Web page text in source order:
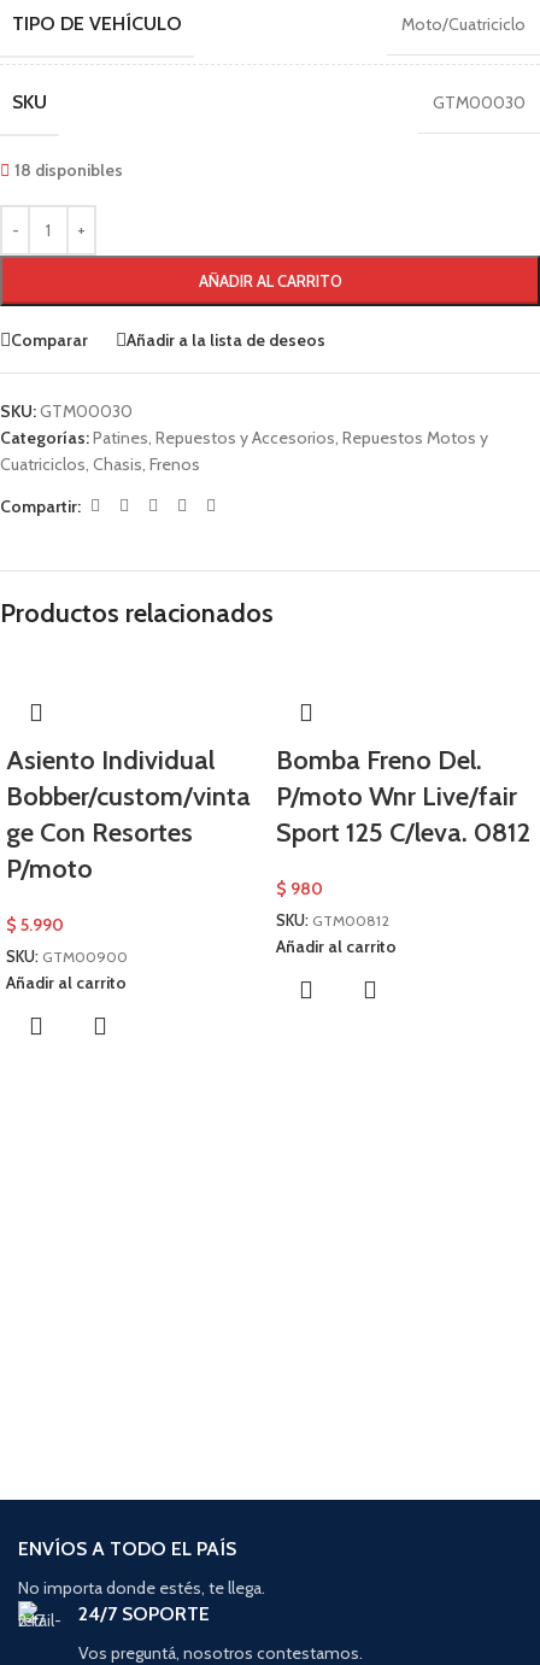
TIPO DE VEHÍCULO Moto/Cuatriciclo
SKU GTM00030
18 disponibles
AÑADIR AL CARRITO
Comparar Añadir a la lista de deseos
SKU:GTM00030
Categorías:Patines, Repuestos y Accesorios, Repuestos Motos y
Cuatriciclos, Chasis, Frenos
Compartir:
Productos relacionados
Asiento Individual
Bobber/custom/vinta
ge Con Resortes
P/moto
$ 5.990
SKU: GTM00900
Añadir al carrito
Bomba Freno Del.
P/moto Wnr Live/fair
Sport 125 C/leva. 0812
$ 980
SKU: GTM00812
Añadir al carrito
ENVÍOS A TODO EL PAÍS
No importa donde estés, te llega.
24/7 SOPORTE
Vos preguntá, nosotros contestamos.